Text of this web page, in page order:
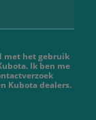
met het gebruik
Ik ben me
Kubota dealers.